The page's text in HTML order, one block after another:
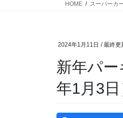
HOME スーパーカ
2024年1月11日 / 最終更
新年パ
年1月3日